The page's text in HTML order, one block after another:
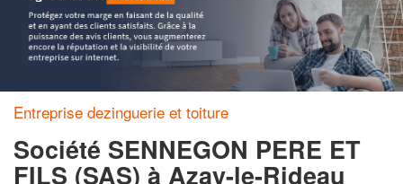
Entreprise dezinguerie et toiture
Société SENNEGON PERE ET
FILS (SAS) à Azay-le-Rideau